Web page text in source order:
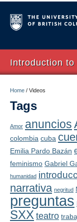
Introduction
About
Syllabus
Textos
Autores
PowerPoints
Videos
Home / Videos
Tags
Amor anuncios
colombia cuba
Emilia Pardo Bazán
feminismo Gabriel
humanidad
narrativa negritud
preguntas
SXX teatro